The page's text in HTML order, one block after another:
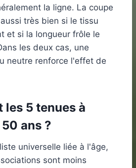
la ligne. La coupe
très bien si le tissu
et si la longueur frôle le
les deux cas, une
neutre renforce l'effet de
les 5 tenues à
ans ?
universelle liée à l'âge,
sont moins